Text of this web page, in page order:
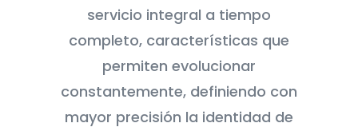
servicio integral a tiempo
completo, características que
permiten evolucionar
constantemente, definiendo con
mayor precisión la identidad de